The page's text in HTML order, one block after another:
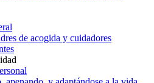
de acogida y cuidadores